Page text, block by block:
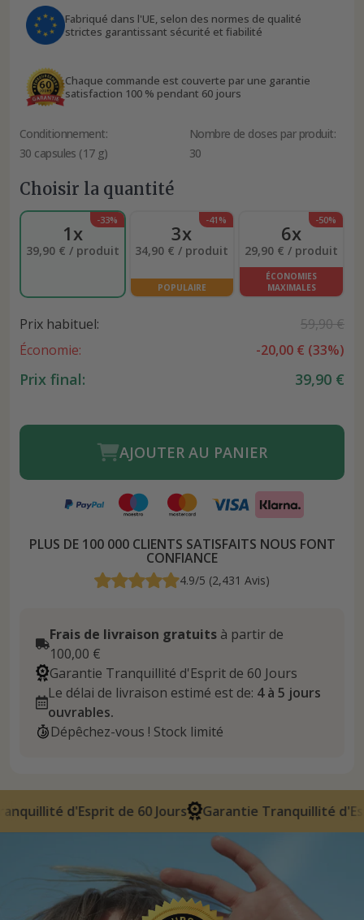
Fabriqué dans l'UE, selon des normes de qualité
strictes garantissant sécurité et fiabilité
Chaque commande est couverte par une garantie
satisfaction 100 % pendant 60 jours
Conditionnement:
30 capsules (17 g)
Nombre de doses par produit:
30
Choisir la quantité
-33%
1x
39,90 € / produit
-41%
3x
34,90 € / produit
POPULAIRE
-50%
6x
29,90 € / produit
ÉCONOMIES
MAXIMALES
Prix habituel:
59,90 €
Économie:
-20,00 € (33%)
Prix final: 39,90 €
AJOUTER AU PANIER
PLUS DE 100 000 CLIENTS SATISFAITS NOUS FONT
CONFIANCE
4.9/5 (2,431 Avis)
Frais de livraison gratuits à partir de
100,00 €
Garantie Tranquillité d'Esprit de 60 Jours
Le délai de livraison estimé est de: 4 à 5 jours
ouvrables.
Dépêchez-vous ! Stock limité
60 Jours Garantie Tranquillité d'Esprit de 60 Jours